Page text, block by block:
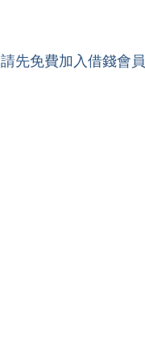
請先免費加入借錢會員